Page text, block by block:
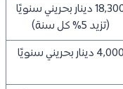
18,300 دينار بحريني سنويًا
(تزيد 5% كل سنة)
4,000 دينار بحريني سنويًا